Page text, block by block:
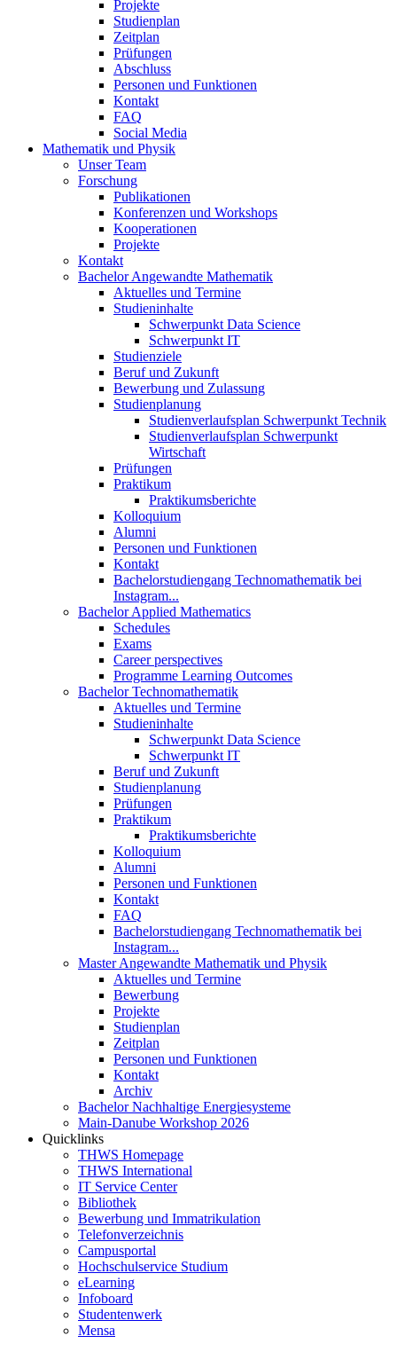
Projekte
Studienplan
Zeitplan
Prüfungen
Abschluss
Personen und Funktionen
Kontakt
FAQ
Social Media
Mathematik und Physik
Unser Team
Forschung
Publikationen
Konferenzen und Workshops
Kooperationen
Projekte
Kontakt
Bachelor Angewandte Mathematik
Aktuelles und Termine
Studieninhalte
Schwerpunkt Data Science
Schwerpunkt IT
Studienziele
Beruf und Zukunft
Bewerbung und Zulassung
Studienplanung
Studienverlaufsplan Schwerpunkt Technik
Studienverlaufsplan Schwerpunkt
Wirtschaft
Prüfungen
Praktikum
Praktikumsberichte
Kolloquium
Alumni
Personen und Funktionen
Kontakt
Bachelorstudiengang Technomathematik bei
Instagram...
Bachelor Applied Mathematics
Schedules
Exams
Career perspectives
Programme Learning Outcomes
Bachelor Technomathematik
Aktuelles und Termine
Studieninhalte
Schwerpunkt Data Science
Schwerpunkt IT
Beruf und Zukunft
Studienplanung
Prüfungen
Praktikum
Praktikumsberichte
Kolloquium
Alumni
Personen und Funktionen
Kontakt
FAQ
Bachelorstudiengang Technomathematik bei
Instagram...
Master Angewandte Mathematik und Physik
Aktuelles und Termine
Bewerbung
Projekte
Studienplan
Zeitplan
Personen und Funktionen
Kontakt
Archiv
Bachelor Nachhaltige Energiesysteme
Main-Danube Workshop 2026
Quicklinks
THWS Homepage
THWS International
IT Service Center
Bibliothek
Bewerbung und Immatrikulation
Telefonverzeichnis
Campusportal
Hochschulservice Studium
eLearning
Infoboard
Studentenwerk
Mensa